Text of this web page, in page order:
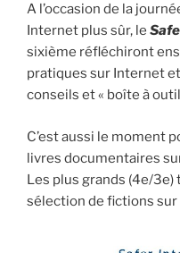
A l’occasion de la
Internet plus sûr, le
sixième réfléchiront
pratiques sur Internet
conseils et « boîte à
C’est aussi le moment
livres documentaires
Les plus grands (4e/
sélection de fictions sur